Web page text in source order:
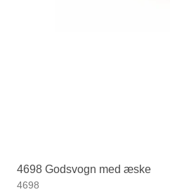
4698 Godsvogn med æske
4698